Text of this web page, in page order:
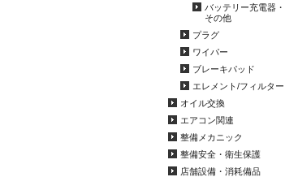
バッテリー充電器・
その他
プラグ
ワイパー
ブレーキパッド
エレメント/フィルター
オイル交換
エアコン関連
整備メカニック
整備安全・衛生保護
店舗設備・消耗備品